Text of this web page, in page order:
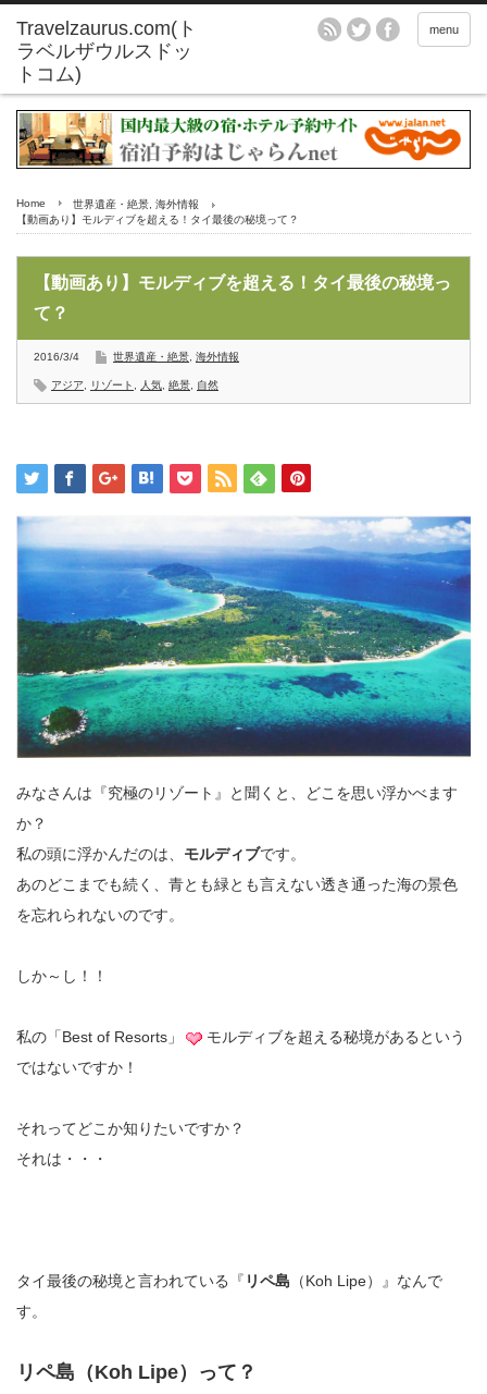
menu
Home 世界遺産・絶景 海外情報
【動画あり】モルディブを超える！タイ最後の秘境って？
【動画あり】モルディブを超える！タイ最後の秘境っ
て？
2016/3/4 世界遺産・絶景 海外情報
アジア リゾート 人気 絶景 自然
みなさんは『究極のリゾート』と聞くと、どこを思い浮かべます
か？
私の頭に浮かんだのは、 モルディブです。
あのどこまでも続く、青とも緑とも言えない透き通った海の景色
を忘れられないのです。
しか～し！！
私の「Best of Resorts」
モルディブを超える秘境があるという
ではないですか！
それってどこか知りたいですか？
それは・・・
タイ最後の秘境と言われている『 リペ島 （Koh Lipe）』なんで
す。
リペ島（Koh Lipe）って？